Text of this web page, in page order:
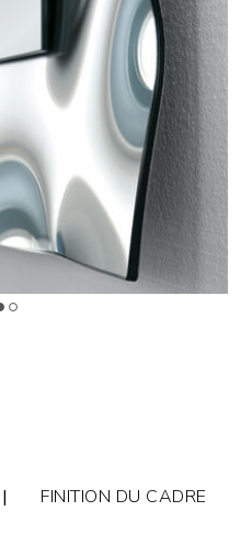
| FINITION DU CADRE